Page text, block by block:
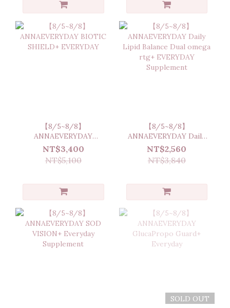
【8/5~8/8】
ANNAEVERYDAY
BIOTIC SHIELD+
EVERYDAY
NT$3,400
NT$5,100
【8/5~8/8】
ANNAEVERYDAY Daily
Lipid Balance Dual
omega rtg+ EVERYDAY
Supplement
NT$2,560
NT$3,840
SOLD OUT